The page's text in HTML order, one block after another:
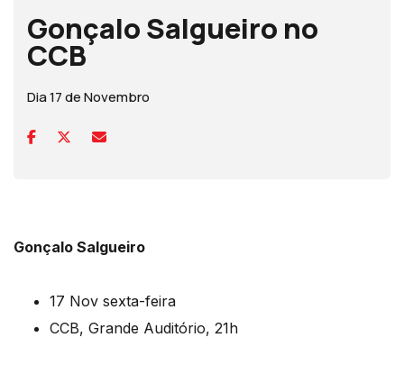
Gonçalo Salgueiro no
CCB
Dia 17 de Novembro
Gonçalo Salgueiro
17 Nov sexta-feira
CCB, Grande Auditório, 21h